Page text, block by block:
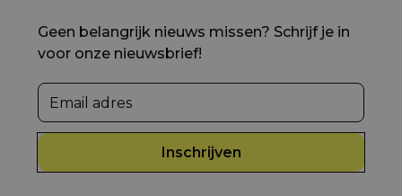
Geen belangrijk nieuws missen? Schrijf je in
voor onze nieuwsbrief!